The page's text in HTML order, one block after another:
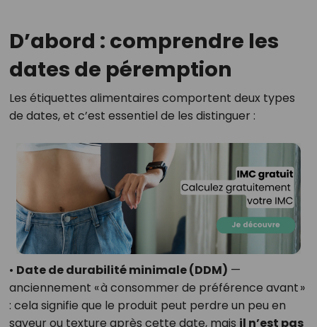
D’abord : comprendre les
dates de péremption
Les étiquettes alimentaires comportent deux types
de dates, et c’est essentiel de les distinguer :
• Date de durabilité minimale (DDM) —
anciennement « à consommer de préférence avant »
: cela signifie que le produit peut perdre un peu en
saveur ou texture après cette date, mais il n’est pas